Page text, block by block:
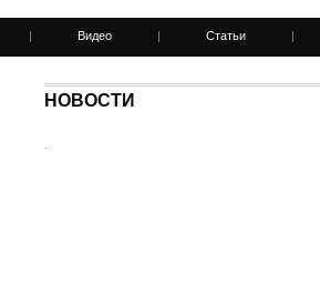
| Видео | Статьи |
НОВОСТИ
..